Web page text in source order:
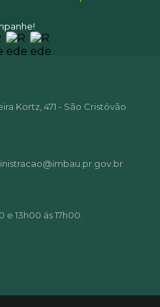
Kortz, 471 - São Cristóvão
e 13h00 ás 17h00.